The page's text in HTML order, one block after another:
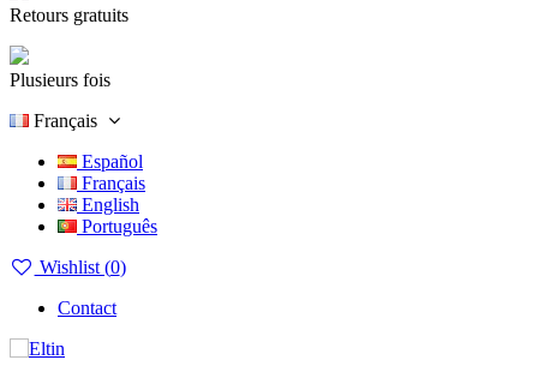
Retours gratuits
Plusieurs fois
Français
Español
Français
English
Português
Wishlist (0)
Contact